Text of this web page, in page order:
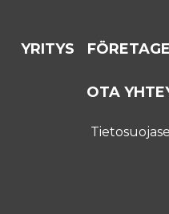
YRITYS
OTA